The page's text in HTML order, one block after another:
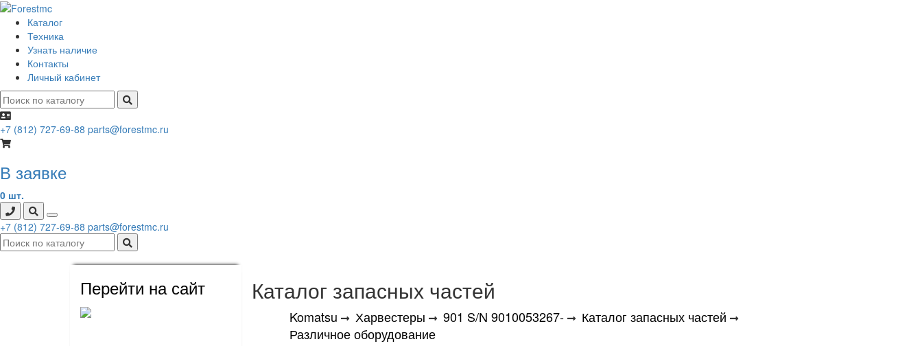
Каталог
Техника
Узнать наличие
Контакты
Личный кабинет
+7 (812) 727-69-88 parts@forestmc.ru
В заявке
0 шт.
+7 (812) 727-69-88 parts@forestmc.ru
Перейти на сайт Каталог запасных частей
Komatsu Харвестеры 901 S/N 9010053267-
Каталог запасных частей
Различное оборудование